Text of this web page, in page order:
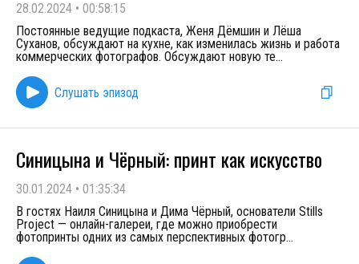
28.02.2024 • 00:58:15
Постоянные ведущие подкаста, Женя Дёмшин и Лёша
Суханов, обсуждают на кухне, как изменилась жизнь и работа
коммерческих фотографов. Обсуждают новую те...
Слушать эпизод
Синицына и Чёрный: принт как искусство
30.01.2024 • 01:35:34
В гостях Наиля Синицына и Дима Чёрный, основатели Stills
Project — онлайн-галереи, где можно приобрести
фотопринты одних из самых перспективных фотогр...